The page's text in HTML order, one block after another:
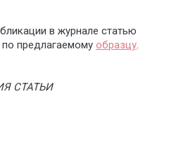
в журнале статью
предлагаемому образцу.
СТАТЬИ